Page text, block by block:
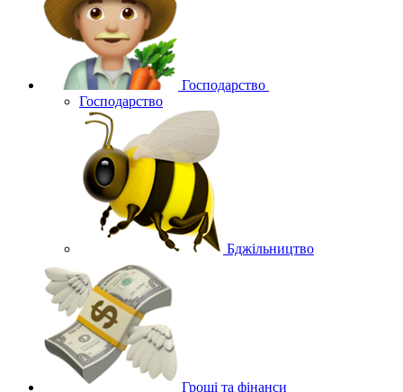
Господарство
Господарство
Бджільництво
Гроші та фінанси